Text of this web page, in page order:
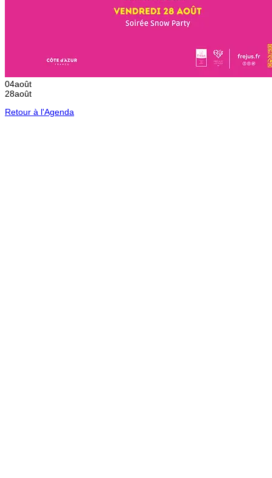
04août
28août
Retour à l'Agenda